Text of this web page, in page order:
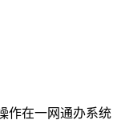
作在一网通办系统